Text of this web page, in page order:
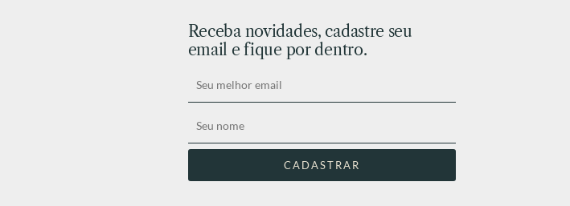
Receba novidades, cadastre seu
email e fique por dentro.